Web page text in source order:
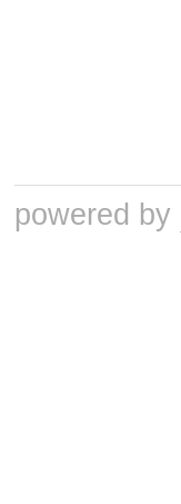
powered by